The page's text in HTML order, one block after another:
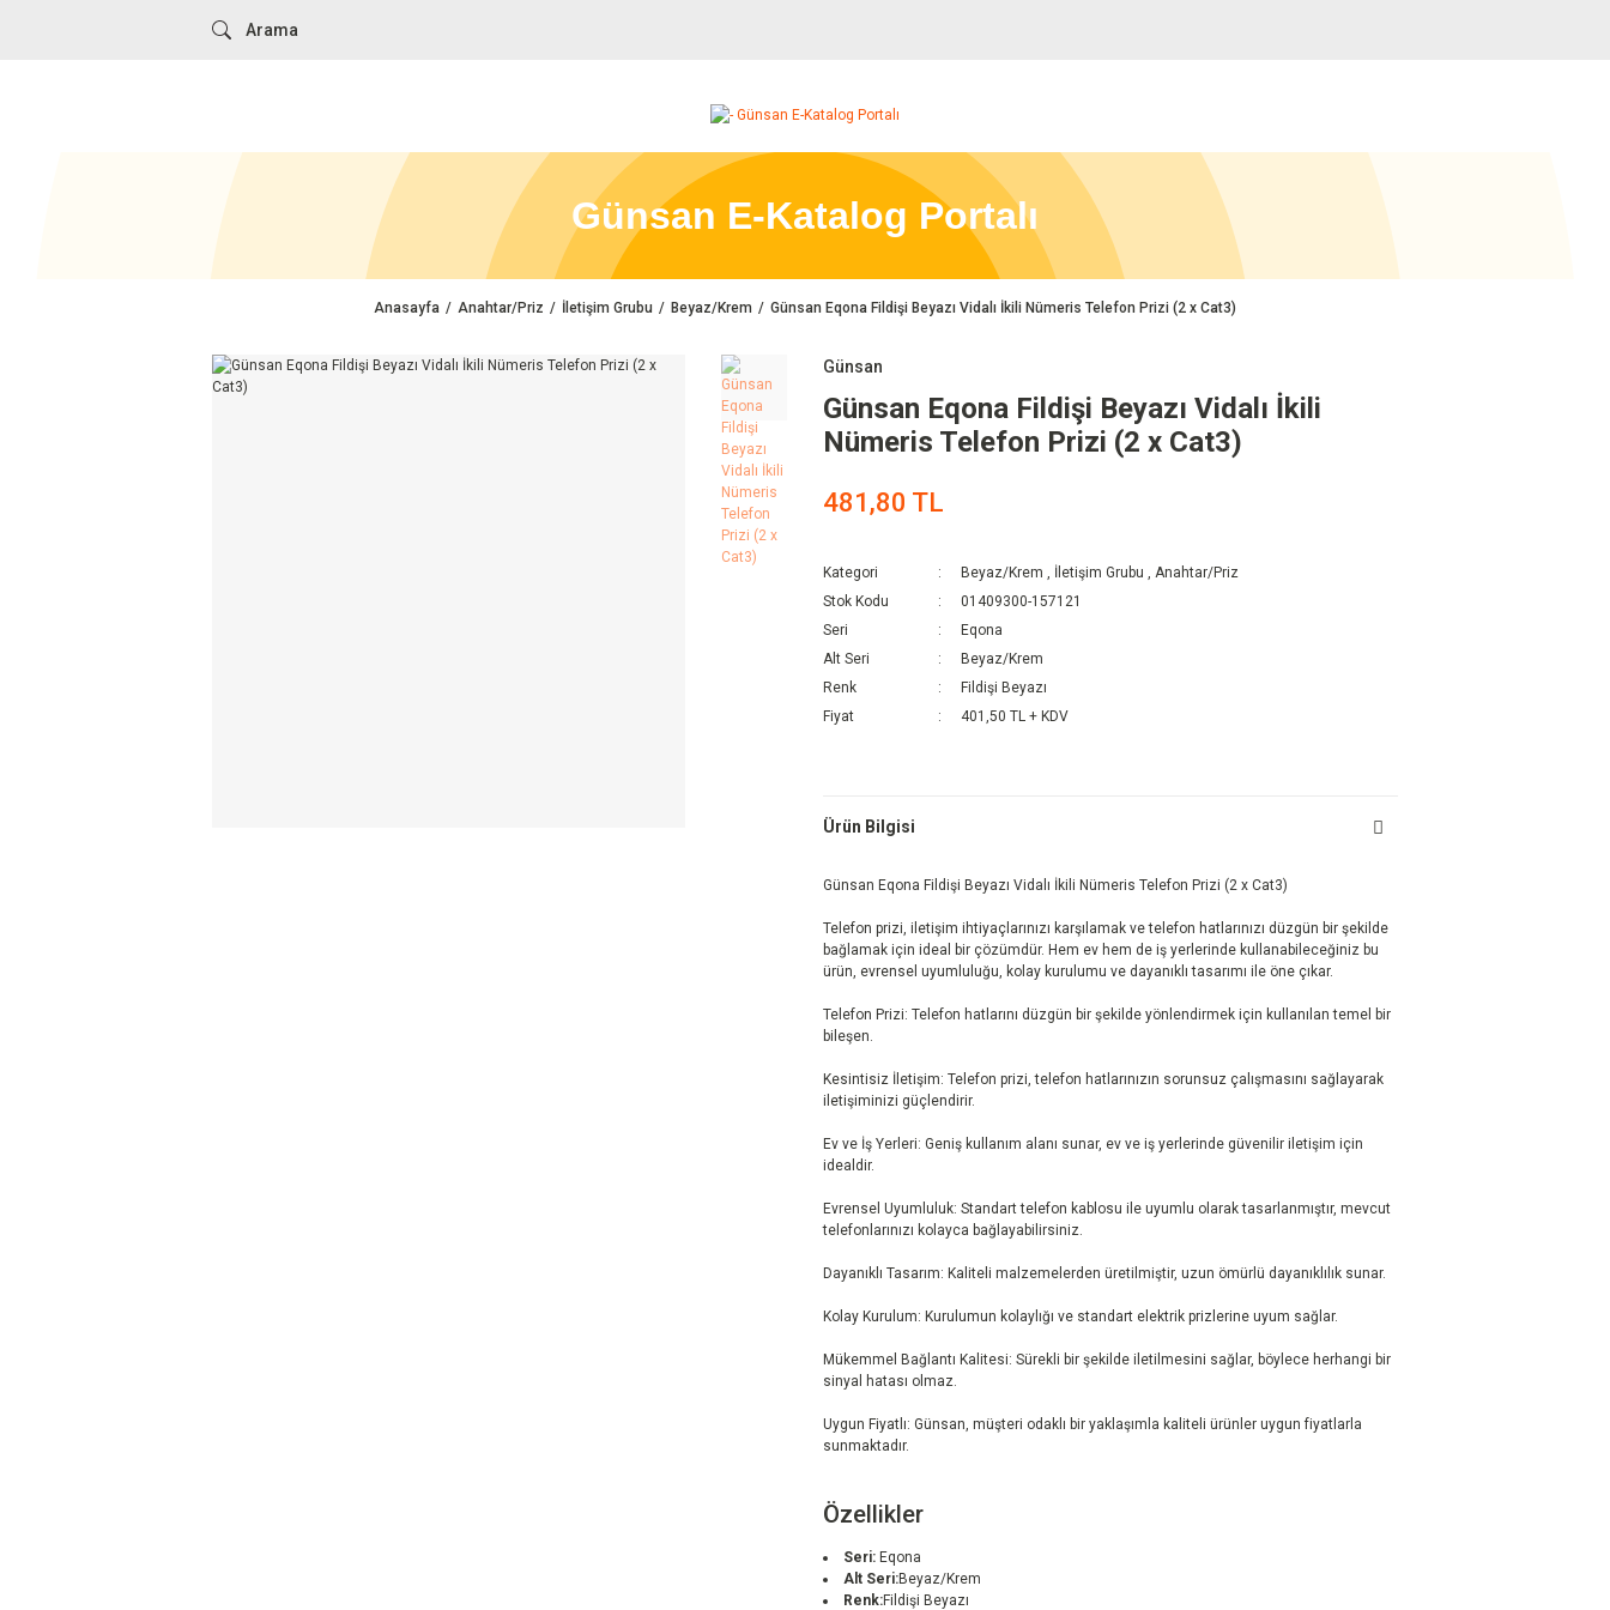
Günsan E-Katalog Portalı
Anasayfa Anahtar/Priz İletişim Grubu Beyaz/Krem Günsan Eqona Fildişi Beyazı Vidalı İkili Nümeris Telefon Prizi (2 x Cat3)
Günsan
Günsan Eqona Fildişi Beyazı Vidalı İkili
Nümeris Telefon Prizi (2 x Cat3)
481,80 TL
Kategori Beyaz/Krem , İletişim Grubu , Anahtar/Priz
Stok Kodu
01409300-157121
Seri
Eqona
Alt Seri
Beyaz/Krem
Renk
Fildişi Beyazı
Fiyat
401,50 TL + KDV
Ürün Bilgisi
Günsan Eqona Fildişi Beyazı Vidalı İkili Nümeris Telefon Prizi (2 x Cat3)
Telefon prizi, iletişim ihtiyaçlarınızı karşılamak ve telefon hatlarınızı düzgün bir şekilde
bağlamak için ideal bir çözümdür. Hem ev hem de iş yerlerinde kullanabileceğiniz bu
ürün, evrensel uyumluluğu, kolay kurulumu ve dayanıklı tasarımı ile öne çıkar.
Telefon Prizi: Telefon hatlarını düzgün bir şekilde yönlendirmek için kullanılan temel bir
bileşen.
Kesintisiz İletişim: Telefon prizi, telefon hatlarınızın sorunsuz çalışmasını sağlayarak
iletişiminizi güçlendirir.
Ev ve İş Yerleri: Geniş kullanım alanı sunar, ev ve iş yerlerinde güvenilir iletişim için
idealdir.
Evrensel Uyumluluk: Standart telefon kablosu ile uyumlu olarak tasarlanmıştır, mevcut
telefonlarınızı kolayca bağlayabilirsiniz.
Dayanıklı Tasarım: Kaliteli malzemelerden üretilmiştir, uzun ömürlü dayanıklılık sunar.
Kolay Kurulum: Kurulumun kolaylığı ve standart elektrik prizlerine uyum sağlar.
Mükemmel Bağlantı Kalitesi: Sürekli bir şekilde iletilmesini sağlar, böylece herhangi bir
sinyal hatası olmaz.
Uygun Fiyatlı: Günsan, müşteri odaklı bir yaklaşımla kaliteli ürünler uygun fiyatlarla
sunmaktadır.
Özellikler
Seri: Eqona
Alt Seri:Beyaz/Krem
Renk:Fildişi Beyazı